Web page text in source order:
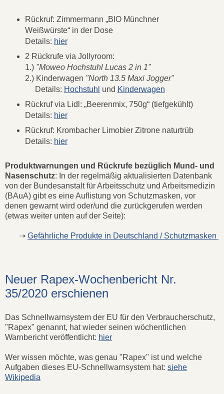
Rückruf: Zimmermann „BIO Münchner
Weißwürste“ in der Dose
Details: hier
2 Rückrufe via Jollyroom:
1.) "Moweo Hochstuhl Lucas 2 in 1"
2.) Kinderwagen "North 13.5 Maxi Jogger"
Details: Hochstuhl und Kinderwagen
Rückruf via Lidl: „Beerenmix, 750g“ (tiefgekühlt)
Details: hier
Rückruf: Krombacher Limobier Zitrone naturtrüb
Details: hier
Produktwarnungen und Rückrufe bezüglich Mund- und
Nasenschutz: In der regelmäßig aktualisierten Datenbank
von der Bundesanstalt für Arbeitsschutz und Arbeitsmedizin
(BAuA) gibt es eine Auflistung von Schutzmasken, vor
denen gewarnt wird oder/und die zurückgerufen werden
(etwas weiter unten auf der Seite):
➝ Gefährliche Produkte in Deutschland / Schutzmasken
Neuer Rapex-Wochenbericht Nr.
35/2020 erschienen
Das Schnellwarnsystem der EU für den Verbraucherschutz,
"Rapex" genannt, hat wieder seinen wöchentlichen
Warnbericht veröffentlicht: hier
Wer wissen möchte, was genau "Rapex" ist und welche
Aufgaben dieses EU-Schnellwarnsystem hat: siehe
Wikipedia